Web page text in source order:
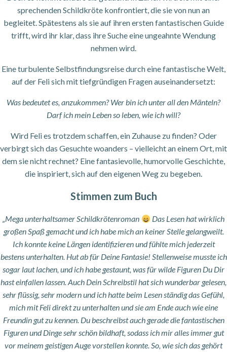
sprechenden Schildkröte konfrontiert, die sie von nun an
begleitet. Spätestens als sie auf ihren ersten fantastischen Guide
trifft, wird ihr klar, dass ihre Suche eine ungeahnte Wendung
nehmen wird.
Eine turbulente Selbstfindungsreise durch eine fantastische Welt,
auf der Feli sich mit tiefgründigen Fragen auseinandersetzt:
Was bedeutet es, anzukommen? Wer bin ich unter all den Mänteln?
Darf ich mein Leben so leben, wie ich will?
Wird Feli es trotzdem schaffen, ein Zuhause zu finden? Oder
verbirgt sich das Gesuchte woanders – vielleicht an einem Ort, mit
dem sie nicht rechnet? Eine fantasievolle, humorvolle Geschichte,
die inspiriert, sich auf den eigenen Weg zu begeben.
Stimmen zum Buch
„Mega unterhaltsamer Schildkrötenroman
Das Lesen hat wirklich
großen Spaß gemacht und ich habe mich an keiner Stelle gelangweilt.
Ich konnte keine Längen identifizieren und fühlte mich jederzeit
bestens unterhalten. Hut ab für Deine Fantasie! Stellenweise musste ich
sogar laut lachen, und ich habe gestaunt, was für wilde Figuren Du Dir
hast einfallen lassen. Auch Dein Schreibstil hat sich wunderbar gelesen,
sehr flüssig, sehr modern und ich hatte beim Lesen ständig das Gefühl,
mich mit Feli direkt zu unterhalten und sie am Ende auch wie eine
Freundin gut zu kennen. Du beschreibst auch gerade die fantastischen
Figuren und Dinge sehr schön bildhaft, sodass ich mir alles immer gut
vor meinem geistigen Auge vorstellen konnte. So, wie sich das gehört